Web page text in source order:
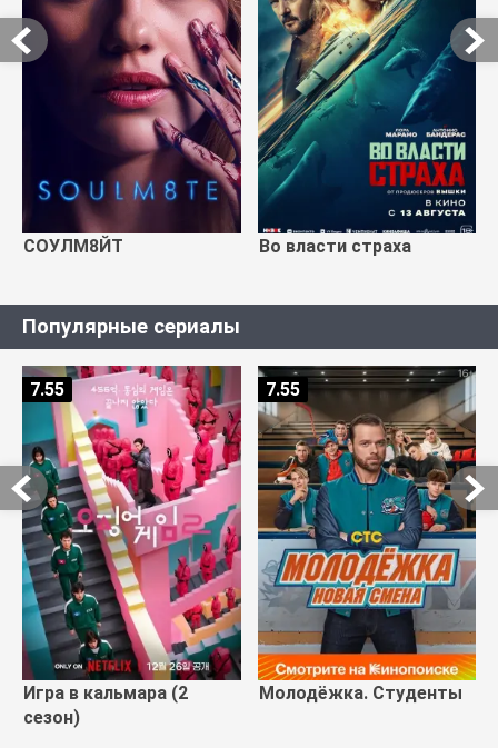
СОУЛМ8ЙТ Во власти страха
Популярные сериалы
Игра в кальмара (2
сезон)
7.55
Молодёжка. Студенты
7.55